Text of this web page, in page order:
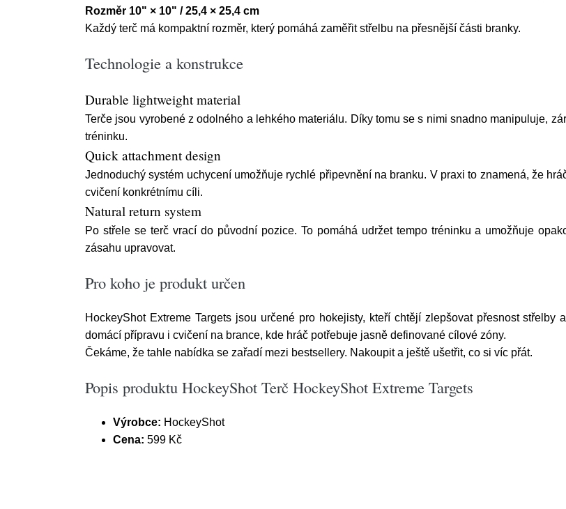
Rozměr 10" × 10" / 25,4 × 25,4 cm
Každý terč má kompaktní rozměr, který pomáhá zaměřit střelbu na přesnější části branky.
Technologie a konstrukce
Durable lightweight material
Terče jsou vyrobené z odolného a lehkého materiálu. Díky tomu se s nimi snadno manipuluje,
tréninku.
Quick attachment design
Jednoduchý systém uchycení umožňuje rychlé připevnění na branku. V praxi to znamená, že
cvičení konkrétnímu cíli.
Natural return system
Po střele se terč vrací do původní pozice. To pomáhá udržet tempo tréninku a umožňuje
zásahu upravovat.
Pro koho je produkt určen
HockeyShot Extreme Targets jsou určené pro hokejisty, kteří chtějí zlepšovat přesnost
domácí přípravu i cvičení na brance, kde hráč potřebuje jasně definované cílové zóny.
Čekáme, že tahle nabídka se zařadí mezi bestsellery. Nakoupit a ještě ušetřit, co si víc přát.
Popis produktu HockeyShot Terč HockeyShot Extreme Targets
Výrobce: HockeyShot
Cena: 599 Kč